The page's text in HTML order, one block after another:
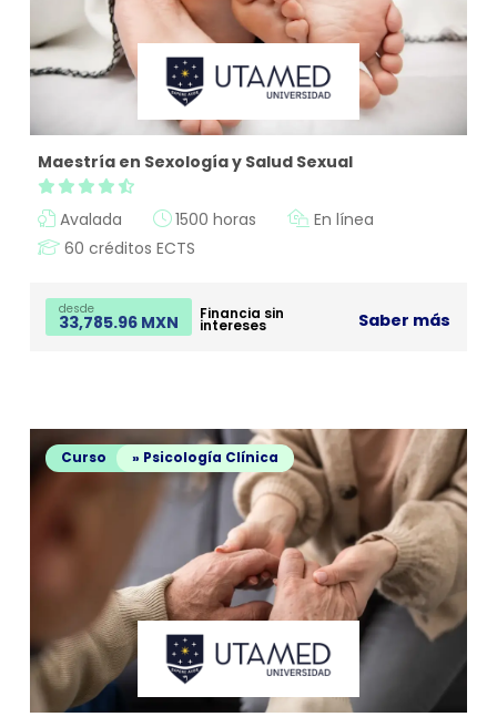
Maestría en Sexología y Salud Sexual
Avalada 1500 horas
En línea
60 créditos ECTS
desde
33,785.96 MXN Financia sin
intereses Saber más
Curso » Psicología Clínica